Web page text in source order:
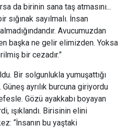
da birinin sana taş atmasını...
sayılmalı. İnsan
Avucumuzdan
başka ne gelir elimizden. Yoksa
bir cezadır.”
Bir solgunlukla yumuşattığı
ayrılık burcuna giriyordu
Gözü ayakkabı boyayan
ışıklandı. Birisinin elini
“İnsanın bu yaştaki